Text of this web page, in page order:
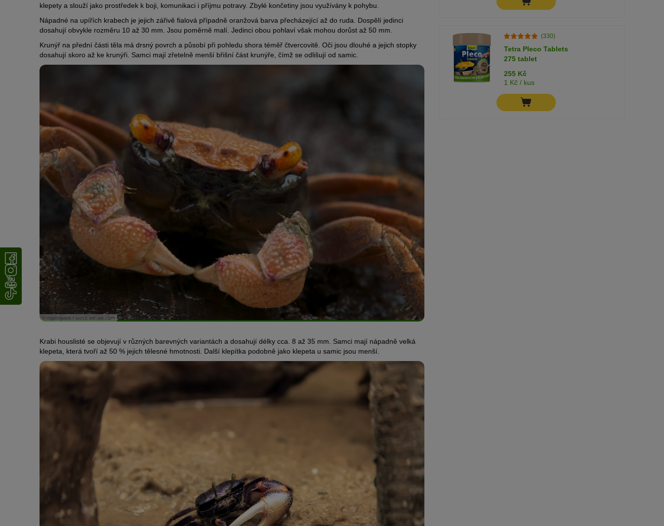
klepety a slouží jako prostředek k boji, komunikaci i příjmu potravy. Zbylé končetiny jsou využívány k pohybu.
Nápadné na upířích krabech je jejich zářivě fialová případně oranžová barva přecházející až do ruda. Dospělí jedinci
dosahují obvykle rozměru 10 až 30 mm. Jsou poměrně malí. Jedinci obou pohlaví však mohou dorůst až 50 mm.
Krunýř na přední části těla má drsný povrch a působí při pohledu shora téměř čtvercovitě. Oči jsou dlouhé a jejich stopky
dosahují skoro až ke krunýři. Samci mají zřetelně menší břišní část krunýře, čímž se odlišují od samic.
© mgkuijpers / stock.adobe.com
Krabi houslisté se objevují v různých barevných variantách a dosahují délky cca. 8 až 35 mm. Samci mají nápadně velká
klepeta, která tvoří až 50 % jejich tělesné hmotnosti. Další klepítka podobně jako klepeta u samic jsou menší.
(330)
Tetra Pleco Tablets
275 tablet
255 Kč
1 Kč / kus